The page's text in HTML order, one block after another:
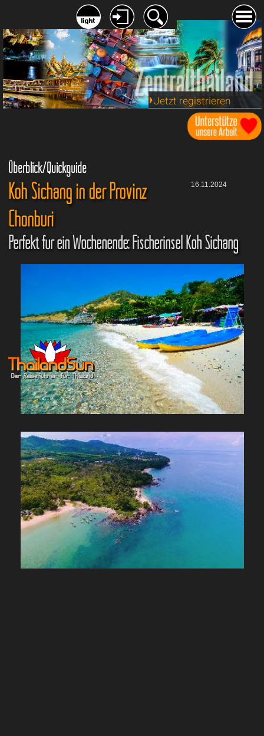
Jetzt registrieren
Überblick/Quickguide
16.11.2024
Koh Sichang in der Provinz
Chonburi
Perfekt für ein Wochenende: Fischerinsel Koh Sichang